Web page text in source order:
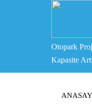
Otopark
Kapasite